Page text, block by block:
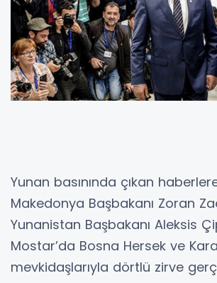
Yunan basınında çıkan
Makedonya Başbakanı Zoran
Yunanistan Başbakanı Aleksis
Mostar’da Bosna Hersek ve
mevkidaşlarıyla dörtlü zirve